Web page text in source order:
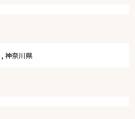
, 神奈川県